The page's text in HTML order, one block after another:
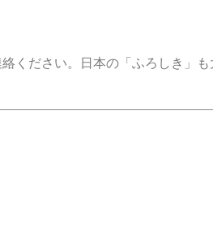
ください。日本の「ふろしき」